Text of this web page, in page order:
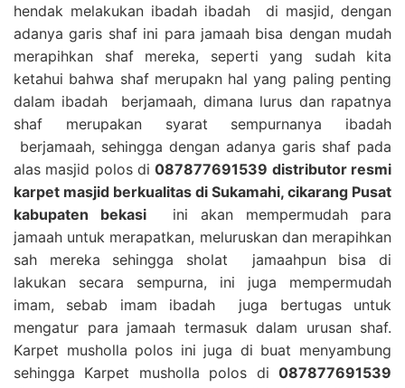
hendak melakukan ibadah ibadah di masjid, dengan
adanya garis shaf ini para jamaah bisa dengan mudah
merapihkan shaf mereka, seperti yang sudah kita
ketahui bahwa shaf merupakn hal yang paling penting
dalam ibadah berjamaah, dimana lurus dan rapatnya
shaf merupakan syarat sempurnanya ibadah
berjamaah, sehingga dengan adanya garis shaf pada
alas masjid polos di087877691539 distributor resmi
karpet masjid berkualitas di Sukamahi, cikarang Pusat
kabupaten bekasi ini akan mempermudah para
jamaah untuk merapatkan, meluruskan dan merapihkan
sah mereka sehingga sholat jamaahpun bisa di
lakukan secara sempurna, ini juga mempermudah
imam, sebab imam ibadah juga bertugas untuk
mengatur para jamaah termasuk dalam urusan shaf.
Karpet musholla polos ini juga di buat menyambung
sehingga Karpet musholla polos di 087877691539